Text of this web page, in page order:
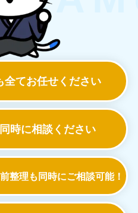
全てお任せください
同時に相談ください
整理も同時にご相談可能！